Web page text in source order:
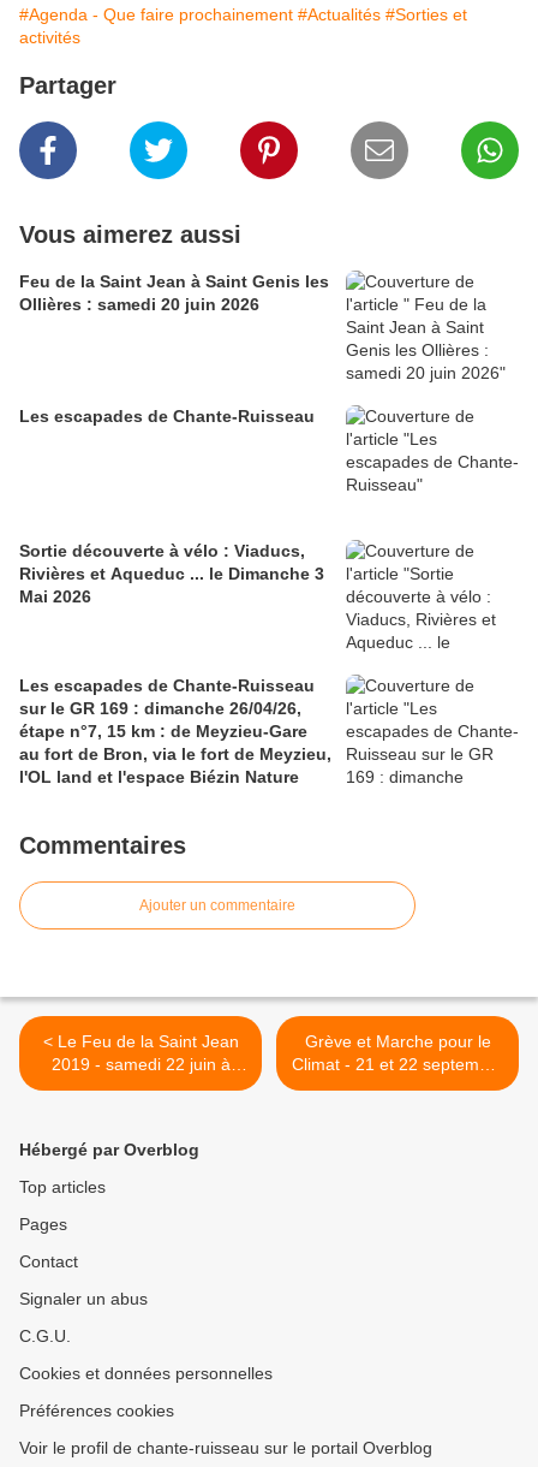
#Agenda - Que faire prochainement #Actualités #Sorties et
activités
Partager
Vous aimerez aussi
Feu de la Saint Jean à Saint Genis les
Ollières : samedi 20 juin 2026
Les escapades de Chante-Ruisseau
Sortie découverte à vélo : Viaducs,
Rivières et Aqueduc ... le Dimanche 3
Mai 2026
Les escapades de Chante-Ruisseau
sur le GR 169 : dimanche 26/04/26,
étape n°7, 15 km : de Meyzieu-Gare
au fort de Bron, via le fort de Meyzieu,
l'OL land et l'espace Biézin Nature
Commentaires
Ajouter un commentaire
< Le Feu de la Saint Jean
2019 - samedi 22 juin à
Saint Genis les Ollières
Grève et Marche pour le
Climat - 21 et 22 septembre
2019 >
Hébergé par Overblog
Top articles
Pages
Contact
Signaler un abus
C.G.U.
Cookies et données personnelles
Préférences cookies
Voir le profil de chante-ruisseau sur le portail Overblog